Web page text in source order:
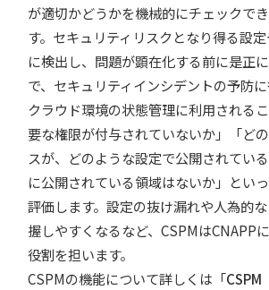
が適切かどうかを機械的にチェックで
す。セキュリティリスクとなり得る設
に検出し、問題が顕在化する前に是正
で、セキュリティインシデントの予防に
クラウド環境の状態管理に利用される
要な権限が付与されていないか」「ど
スが、どのような設定で公開されてい
に公開されている領域はないか」とい
評価します。設定の抜け漏れや人為的
握しやすくなるなど、CSPMはCNAPP
役割を担います。
CSPMの機能について詳しくは「